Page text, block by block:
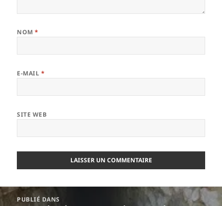
NOM*
E-MAIL *
SITE WEB
Navigation
de
PUBLIÉ DANS